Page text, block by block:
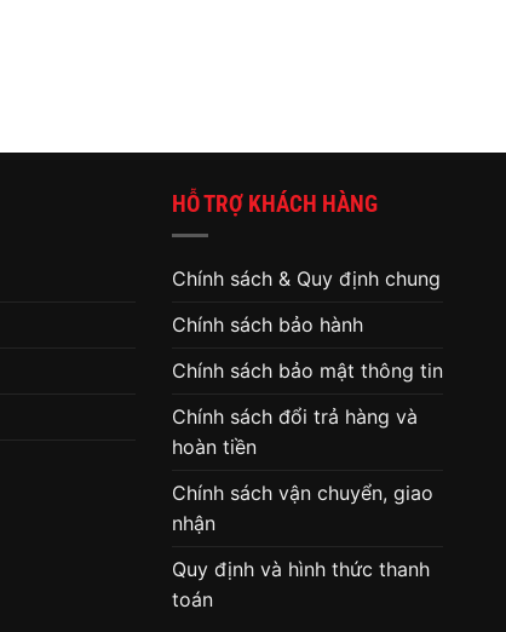
HỖ TRỢ KHÁCH HÀNG
Chính sách & Quy định chung
Chính sách bảo hành
Chính sách bảo mật thông tin
Chính sách đổi trả hàng và
hoàn tiền
Chính sách vận chuyển, giao
nhận
Quy định và hình thức thanh
toán